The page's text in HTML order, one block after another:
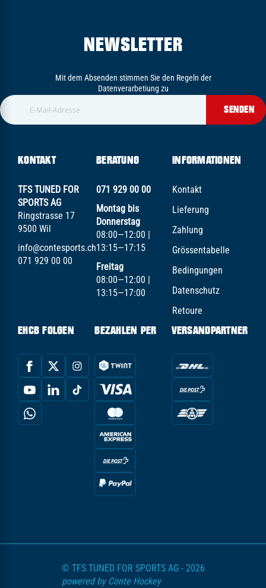
NEWSLETTER
Mit dem Absenden stimmen Sie den Regeln der
Datenverarbetiung zu
SENDEN
KONTAKT
TFS TUNED FOR
SPORTS AG
Ringstrasse 17
9500 Wil
info@contesports.ch
071 929 00 00
BERATUNG
071 929 00 00
Montag bis
Donnerstag
08:00—12:00 |
13:15—17:15
Freitag
08:00—12:00 |
13:15—17:00
INFORMATIONEN
Kontakt
Lieferung
Zahlung
Grössentabelle
Bedingungen
Datenschutz
Retoure
EHCB FOLGEN BEZAHLEN PER VERSANDPARTNER
© TFS TUNED FOR SPORTS AG - 2026
powered by Conte Hockey